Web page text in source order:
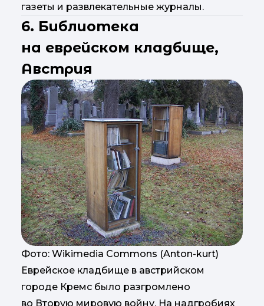
газеты и развлекательные журналы.
6. Библиотека
на еврейском кладбище,
Австрия
Фото: Wikimedia Commons (Anton-kurt)
Еврейское кладбище в австрийском
городе Кремс было разгромлено
во Вторую мировую войну. На надгробиях